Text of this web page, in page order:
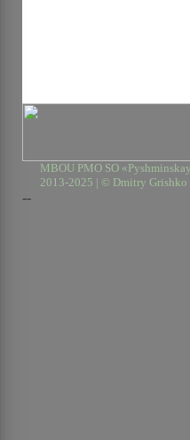
MBOU PMO SO
2013-2025 | © Dmitry Grishko
--